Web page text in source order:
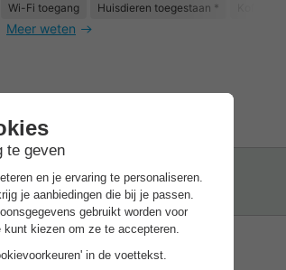
Wi-Fi toegang
Huisdieren toegestaan *
Meer weten
Stacaravan 4 personen - 2-4C
Comfort